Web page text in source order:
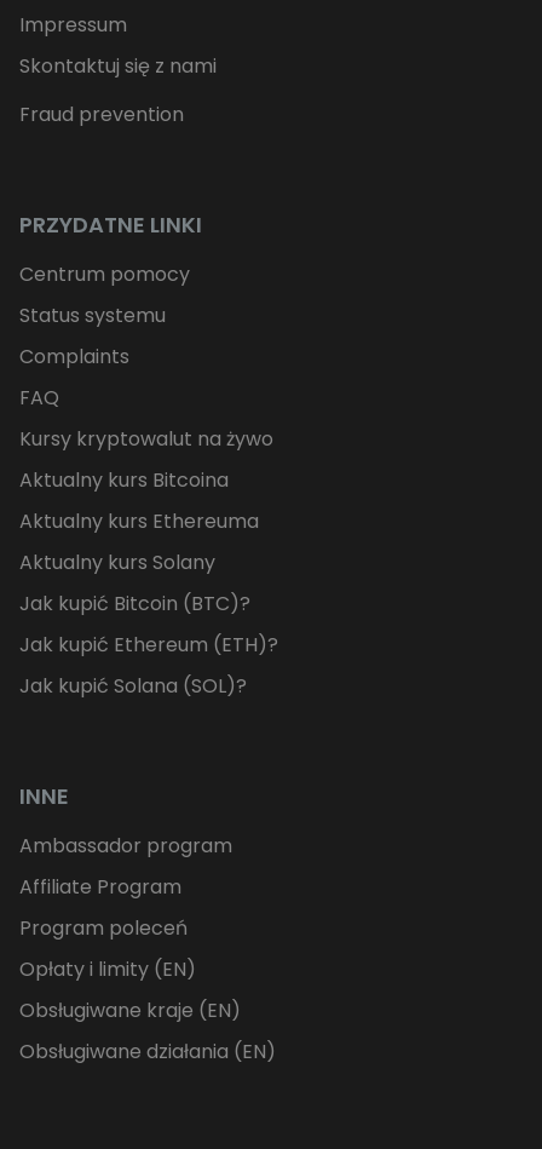
Impressum
Skontaktuj się z nami
Fraud prevention
PRZYDATNE LINKI
Centrum pomocy
Status systemu
Complaints
FAQ
Kursy kryptowalut na żywo
Aktualny kurs Bitcoina
Aktualny kurs Ethereuma
Aktualny kurs Solany
Jak kupić Bitcoin (BTC)?
Jak kupić Ethereum (ETH)?
Jak kupić Solana (SOL)?
INNE
Ambassador program
Affiliate Program
Program poleceń
Opłaty i limity (EN)
Obsługiwane kraje (EN)
Obsługiwane działania (EN)